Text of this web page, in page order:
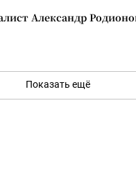
Александр
Показать ещё